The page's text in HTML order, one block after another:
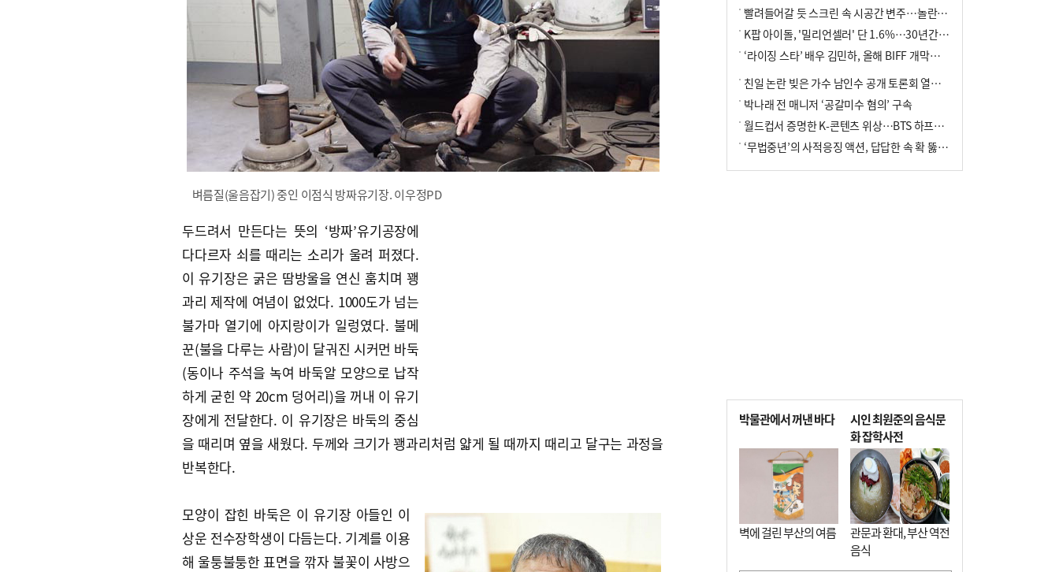
벼름질(울음잡기) 중인 이점식 방짜유기장. 이우정PD
두드려서 만든다는 뜻의 ‘방짜’유기공장에
다다르자 쇠를 때리는 소리가 울려 퍼졌다.
이 유기장은 굵은 땀방울을 연신 훔치며 꽹
과리 제작에 여념이 없었다. 1000도가 넘는
불가마 열기에 아지랑이가 일렁였다. 불메
꾼(불을 다루는 사람)이 달궈진 시커먼 바둑
(동이나 주석을 녹여 바둑알 모양으로 납작
하게 굳힌 약 20cm 덩어리)을 꺼내 이 유기
장에게 전달한다. 이 유기장은 바둑의 중심
을 때리며 옆을 새웠다. 두께와 크기가 꽹과리처럼 얇게 될 때까지 때리고 달구는 과정을
반복한다.
모양이 잡힌 바둑은 이 유기장 아들인 이
상운 전수장학생이 다듬는다. 기계를 이용
해 울퉁불퉁한 표면을 깎자 불꽃이 사방으
빨려들어갈 듯 스크린 속 시공간 변주…놀란의 메시지는 ‘전쟁 속죄’
K팝 아이돌, '밀리언셀러' 단 1.6%…30년간 등장 1182개팀 전수조사
‘라이징 스타’ 배우 김민하, 올해 BIFF 개막식 사회자 확정
친일 논란 빚은 가수 남인수 공개 토론회 열린다.
박나래 전 매니저 ‘공갈미수 혐의’ 구속
월드컵서 증명한 K-콘텐츠 위상…BTS 하프타임쇼·정호연 트로피 세리머니
‘무법중년’의 사적응징 액션, 답답한 속 확 뚫어주네
박물관에서 꺼낸 바다
벽에 걸린 부산의 여름
시인 최원준의 음식문
화 잡학사전
관문과 환대, 부산 역전
음식